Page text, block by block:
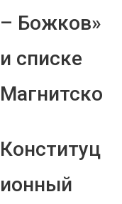
– Божков»
и списке
Магнитско
Конституц
ионный